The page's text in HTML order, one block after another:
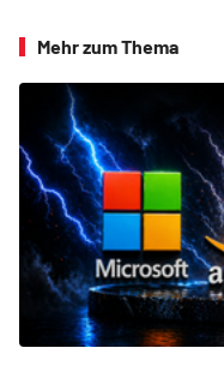
Mehr zum Thema